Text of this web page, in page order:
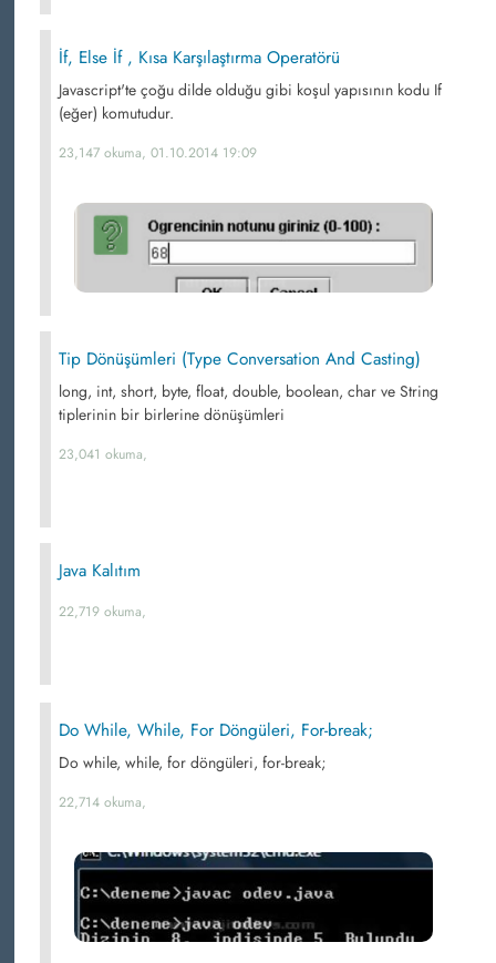
İf, Else İf , Kısa Karşılaştırma Operatörü
Javascript'te çoğu dilde olduğu gibi koşul yapısının kodu If
(eğer) komutudur.
23,147 okuma, 01.10.2014 19:09
Tip Dönüşümleri (Type Conversation And Casting)
long, int, short, byte, float, double, boolean, char ve String
tiplerinin bir birlerine dönüşümleri
23,041 okuma,
Java Kalıtım
22,719 okuma,
Do While, While, For Döngüleri, For-break;
Do while, while, for döngüleri, for-break;
22,714 okuma,